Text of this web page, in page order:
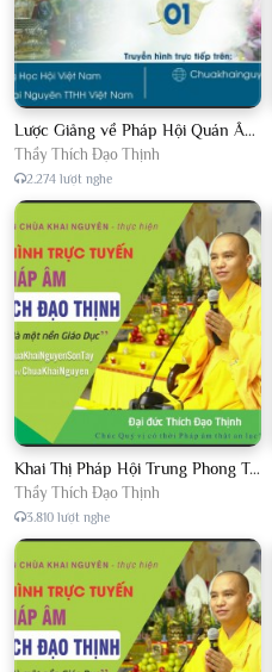
Lược Giảng về Pháp Hội Quán Âm TTHN lần 2
Thầy Thích Đạo Thịnh
2.274 lượt nghe
Khai Thị Pháp Hội Trung Phong Tam Thời Hệ Niệm
Thầy Thích Đạo Thịnh
3.810 lượt nghe